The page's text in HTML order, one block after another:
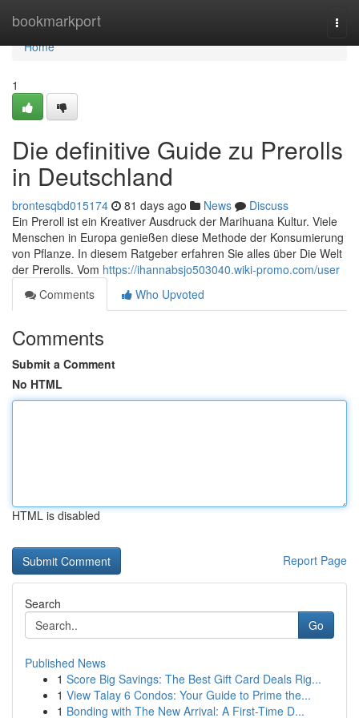
bookmarkport
Home
Home
1
Die definitive Guide zu Prerolls
in Deutschland
brontesqbd015174 81 days ago News
Discuss
Ein Preroll ist ein Kreativer Ausdruck der Marihuana Kultur. Viele
Menschen in Europa genießen diese Methode der Konsumierung
von Pflanze. In diesem Ratgeber erfahren Sie alles über Die Welt
der Prerolls. Vom https://ihannabsjo503040.wiki-promo.com/user
Comments
Who Upvoted
Comments
Submit a Comment
No HTML
HTML is disabled
Report Page
Search
Go
Published News
1 Score Big Savings: The Best Gift Card Deals Rig...
1 View Talay 6 Condos: Your Guide to Prime the...
1 Bonding with The New Arrival: A First-Time D...